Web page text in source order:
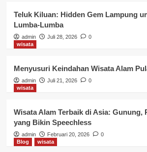
Teluk Kiluan: Hidden Gem Lampung
Lumba-Lumba
admin Juli 28, 2026
0
wisata
Menyusuri Keindahan Wisata Alam
admin Juli 21, 2026
0
wisata
Wisata Alam Terbaik di Asia: Gunung,
yang Bikin Speechless
admin Februari 20, 2026
0
Blog
wisata